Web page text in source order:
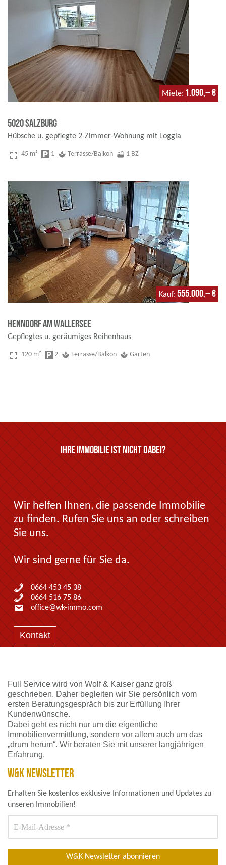
Miete 1.090,-- €
5020 Salzburg
Hübsche u. gepflegte 2-Zimmer-Wohnung mit Loggia
fullscreen 45 m² local_parking 1 spa Terrasse/Balkon bathtub 1 BZ
Kauf 555.000,-- €
Henndorf am Wallersee
Gepflegtes u. geräumiges Reihenhaus
fullscreen 120 m² local_parking 2 spa Terrasse/Balkon spa Garten
Ihre Immobilie ist nicht dabei?
Wir helfen Ihnen, die passende Immobilie
zu finden. Rufen Sie uns an oder schreiben
Sie uns.
Wir sind gerne für Sie da.
0664 453 45 38
0664 516 75 86
office@wk-immo.com
Kontakt
Full Service wird von Wolf & Kaiser ganz groß
geschrieben. Daher begleiten wir Sie persönlich vom
ersten Beratungsgespräch bis zur Erfüllung Ihrer
Kundenwünsche.
Dabei geht es nicht nur um die eigentliche
Immobilienvermittlung, sondern vor allem auch um das
„drum herum“. Wir beraten Sie mit unserer langjährigen
Erfahrung.
W&K NEWSLETTER
Erhalten Sie kostenlos exklusive Informationen und Updates zu
unseren Immobilien!